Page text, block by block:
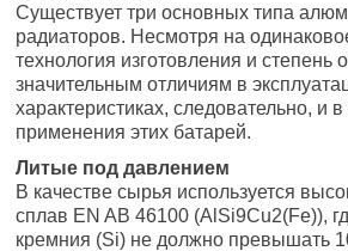
Существует три основных типа
радиаторов. Несмотря на
технология изготовления и степень
значительным отличиям в
характеристиках, следовательно, и
применения этих батарей.
Литые под давлением
В качестве сырья используется
сплав EN AB 46100 (AlSi9Cu2(Fe)),
кремния (Si) не должно превышать